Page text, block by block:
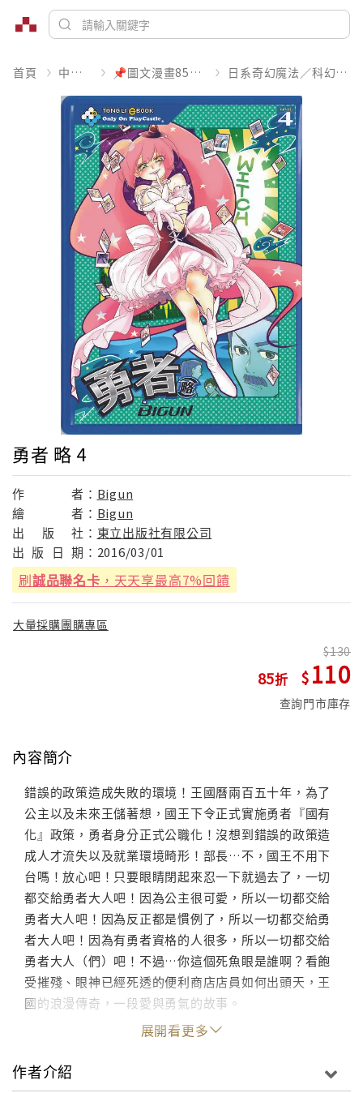
首頁 中文書 📌圖文漫畫85折起 日系奇幻魔法／科幻冒險
勇者 略 4
作 者： Bigun
繪
者： Bigun
出
版 社： 東立出版社有限公司
出 版 日 期： 2016/03/01
刷誠品聯名卡 ，天天享最高7%回饋
大量採購團購專區
85
130
110
查詢門市庫存
內容簡介
錯誤的政策造成失敗的環境！王國曆兩百五十年，為了
公主以及未來王儲著想，國王下令正式實施勇者『國有
化』政策，勇者身分正式公職化！沒想到錯誤的政策造
成人才流失以及就業環境畸形！部長…不，國王不用下
台嗎！放心吧！只要眼睛閉起來忍一下就過去了，一切
都交給勇者大人吧！因為公主很可愛，所以一切都交給
勇者大人吧！因為反正都是慣例了，所以一切都交給勇
者大人吧！因為有勇者資格的人很多，所以一切都交給
勇者大人（們）吧！不過…你這個死魚眼是誰啊？看飽
受摧殘、眼神已經死透的便利商店店員如何出頭天，王
國的浪漫傳奇，一段愛與勇氣的故事。
展開看更多
作者介紹